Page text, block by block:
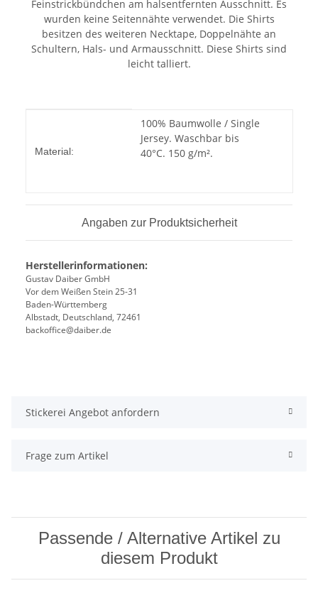
Feinstrickbündchen am halsentfernten Ausschnitt. Es
wurden keine Seitennähte verwendet. Die Shirts
besitzen des weiteren Necktape, Doppelnähte an
Schultern, Hals- und Armausschnitt. Diese Shirts sind
leicht talliert.
Material:
100% Baumwolle / Single
Jersey. Waschbar bis
40°C. 150 g/m².
Angaben zur Produktsicherheit
Herstellerinformationen:
Gustav Daiber GmbH
Vor dem Weißen Stein 25-31
Baden-Württemberg
Albstadt, Deutschland, 72461
backoffice@daiber.de
Stickerei Angebot anfordern
Frage zum Artikel
Passende / Alternative Artikel zu
diesem Produkt